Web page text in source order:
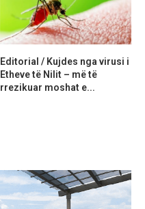
Editorial / Kujdes nga virusi i
Etheve të Nilit – më të
rrezikuar moshat e...